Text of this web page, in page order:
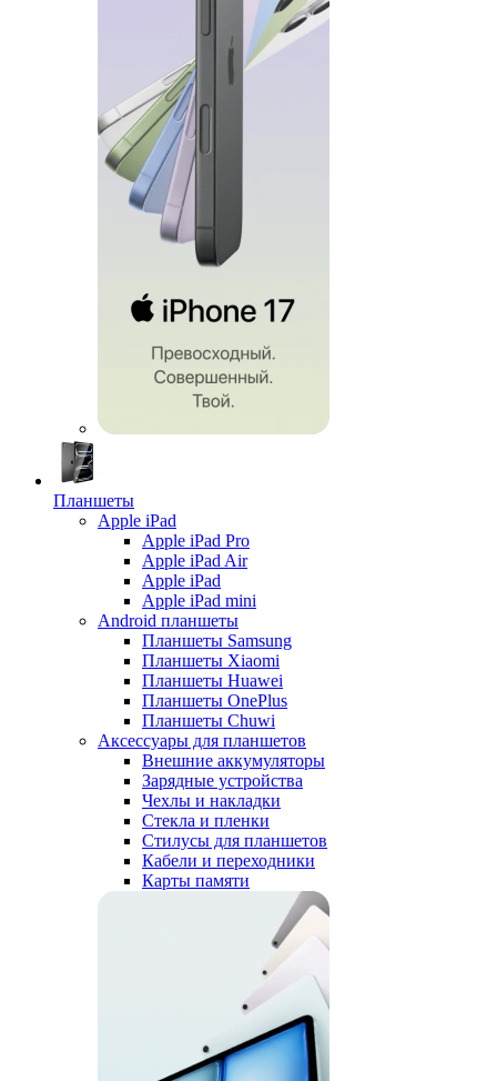
Планшеты
Apple iPad
Apple iPad Pro
Apple iPad Air
Apple iPad
Apple iPad mini
Android планшеты
Планшеты Samsung
Планшеты Xiaomi
Планшеты Huawei
Планшеты OnePlus
Планшеты Chuwi
Аксессуары для планшетов
Внешние аккумуляторы
Зарядные устройства
Чехлы и накладки
Стекла и пленки
Стилусы для планшетов
Кабели и переходники
Карты памяти